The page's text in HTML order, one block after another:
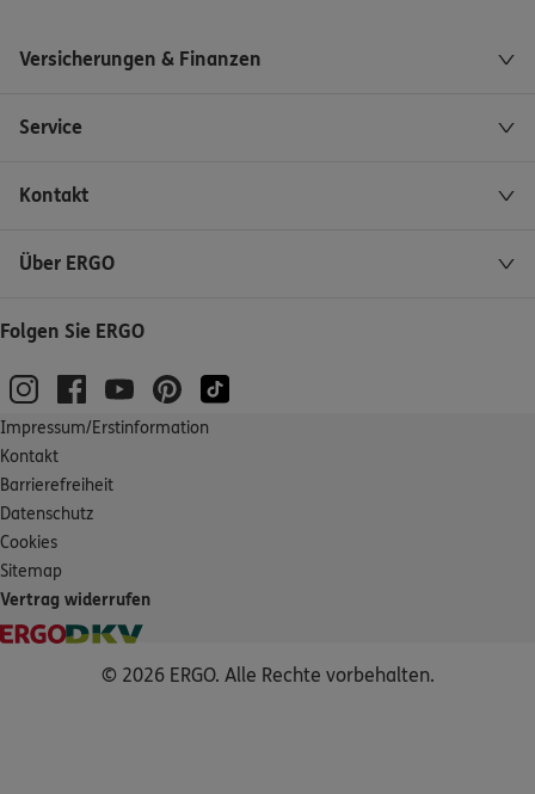
Versicherungen & Finanzen
Service
Kontakt
Über ERGO
Folgen Sie ERGO
Impressum/Erstinformation
Kontakt
Barrierefreiheit
Datenschutz
Cookies
Sitemap
Vertrag widerrufen
© 2026 ERGO. Alle Rechte vorbehalten.